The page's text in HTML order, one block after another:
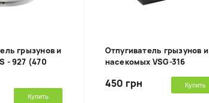
грызунов и
- 927 (470
Купить
Отпугиватель грызунов и
насекомых VSG-316
450 грн Купить